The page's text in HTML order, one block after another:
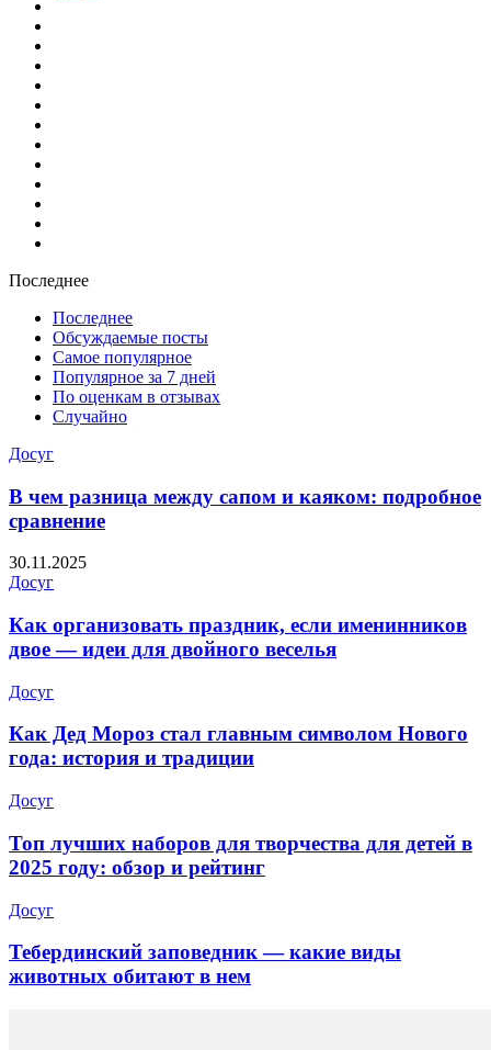
Последнее
Последнее
Обсуждаемые посты
Самое популярное
Популярное за 7 дней
По оценкам в отзывах
Случайно
Досуг
В чем разница между сапом и каяком: подробное
сравнение
30.11.2025
Досуг
Как организовать праздник, если именинников
двое — идеи для двойного веселья
Досуг
Как Дед Мороз стал главным символом Нового
года: история и традиции
Досуг
Топ лучших наборов для творчества для детей в
2025 году: обзор и рейтинг
Досуг
Тебердинский заповедник — какие виды
животных обитают в нем